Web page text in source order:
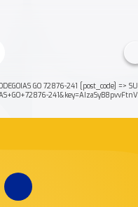
GO 72876-241 [post_code] =>